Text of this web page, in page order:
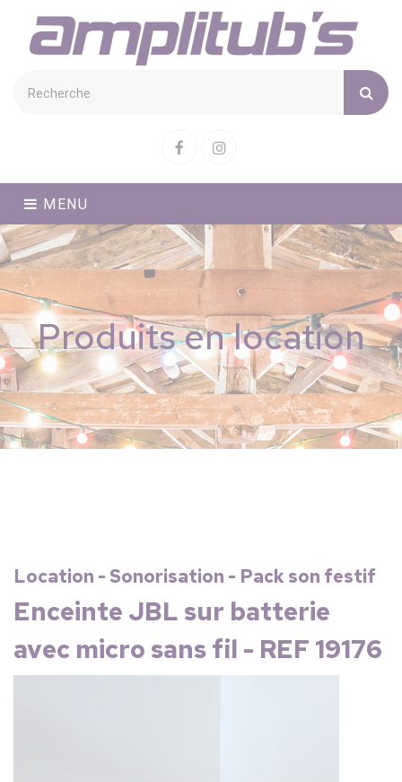
FacebookInstagram
MENU
Produits en location
Location - Sonorisation - Pack son festif
Enceinte JBL sur batterie
avec micro sans fil - REF 19176
Cookies management panel